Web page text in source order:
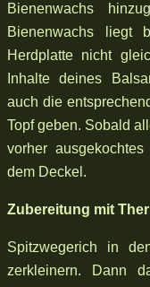
Bienenwachs
Bienenwachs
Herdplatte nicht
Inhalte deines
auch die
Topf geben. Sobald
vorher
dem Deckel.
Zubereitung mit
Spitzwegerich in
zerkleinern. Dann